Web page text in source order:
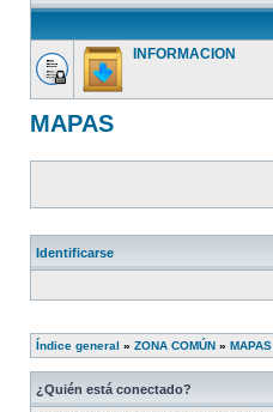
INFORMACION
MAPAS
Identificarse
Índice general » ZONA COMÚN » MAPAS
¿Quién está conectado?